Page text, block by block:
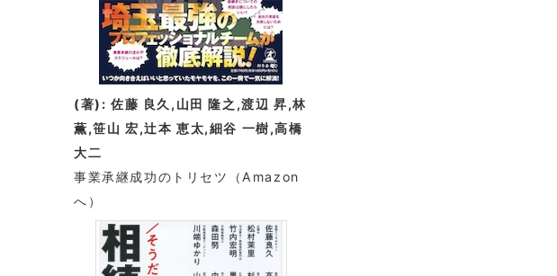
(著): 佐藤 良久,山田 隆之,渡辺 昇,林
薫,笹山 宏,辻本 恵太,細谷 一樹,高橋
大二
事業承継成功のトリセツ
（Amazon
へ）